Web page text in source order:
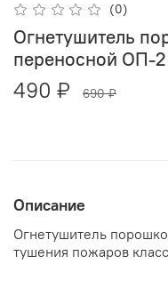
(0)
Огнетушитель
переносной ОП-
490 ₽ 690 ₽
Описание
Огнетушитель
тушения пожаров